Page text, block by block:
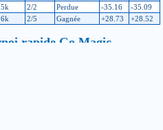
2/2 Perdue -35.16
-35.09
2/5 Gagnée +28.73 +28.52
rapide Go Magic